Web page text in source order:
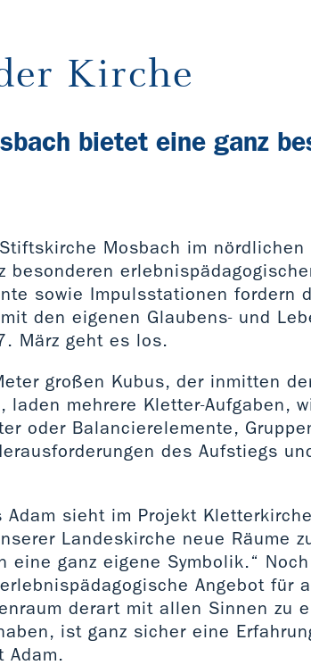
Kirche
bietet eine ganz
Mosbach im nördlichen
besonderen
sowie Impulsstationen fordern
den eigenen Glaubens- und
März geht es los.
großen Kubus, der inmitten
mehrere Kletter-Aufgaben,
oder Balancierelemente,
des Aufstiegs
Adam sieht im Projekt
Landeskirche neue Räume
eine ganz eigene Symbolik.“
Angebot für
derart mit allen Sinnen zu
ist ganz sicher eine
Adam.